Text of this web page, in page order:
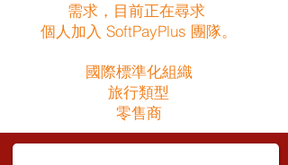
需求，目前正在尋求
個人加入 SoftPayPlus 團隊。
國際標準化組織
旅行類型
零售商